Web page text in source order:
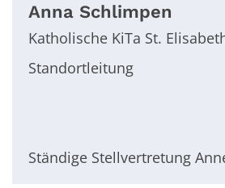
Anna Schlimpen
Katholische KiTa St.
Standortleitung
Ständige Stellvertretung